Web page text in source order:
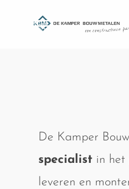
De Kamper
specialistin het
leveren en